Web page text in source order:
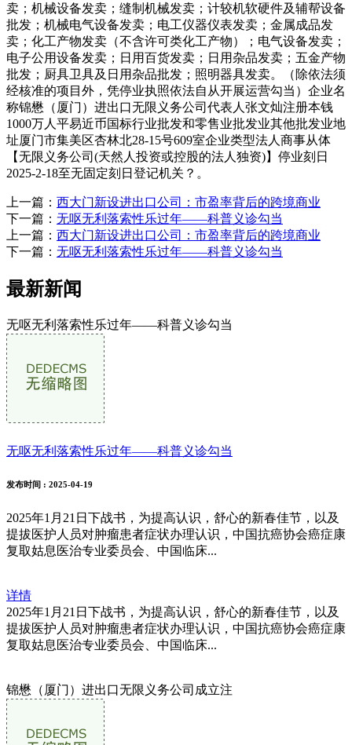
卖；机械设备发卖；缝制机械发卖；计较机软硬件及辅帮设备
批发；机械电气设备发卖；电工仪器仪表发卖；金属成品发
卖；化工产物发卖（不含许可类化工产物）；电气设备发卖；
电子公用设备发卖；日用百货发卖；日用杂品发卖；五金产物
批发；厨具卫具及日用杂品批发；照明器具发卖。（除依法须
经核准的项目外，凭停业执照依法自从开展运营勾当）企业名
称锦懋（厦门）进出口无限义务公司代表人张文灿注册本钱
1000万人平易近币国标行业批发和零售业批发业其他批发业地
址厦门市集美区杏林北28-15号609室企业类型法人商事从体
【无限义务公司(天然人投资或控股的法人独资)】停业刻日
2025-2-18至无固定刻日登记机关？。
上一篇： 西大门新设进出口公司：市盈率背后的跨境商业
下一篇： 无呕无利落索性乐过年——科普义诊勾当
上一篇： 西大门新设进出口公司：市盈率背后的跨境商业
下一篇： 无呕无利落索性乐过年——科普义诊勾当
最新新闻
无呕无利落索性乐过年——科普义诊勾当
无呕无利落索性乐过年——科普义诊勾当
发布时间 : 2025-04-19
2025年1月21日下战书，为提高认识，舒心的新春佳节，以及
提拔医护人员对肿瘤患者症状办理认识，中国抗癌协会癌症康
复取姑息医治专业委员会、中国临床...
详情
2025年1月21日下战书，为提高认识，舒心的新春佳节，以及
提拔医护人员对肿瘤患者症状办理认识，中国抗癌协会癌症康
复取姑息医治专业委员会、中国临床...
锦懋（厦门）进出口无限义务公司成立注